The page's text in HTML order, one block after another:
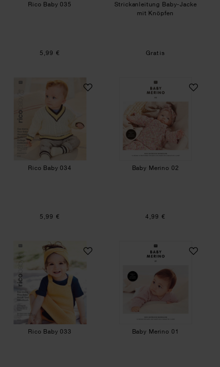
Rico Baby 035
5,99 €
Strickanleitung Baby-Jacke
mit Knöpfen
Gratis
Rico Baby 034
Rico Baby 034
5,99 €
Baby Merino 02
Baby Merino 02
4,99 €
Rico Baby 033
Rico Baby 033
Baby Merino 01
Baby Merino 01